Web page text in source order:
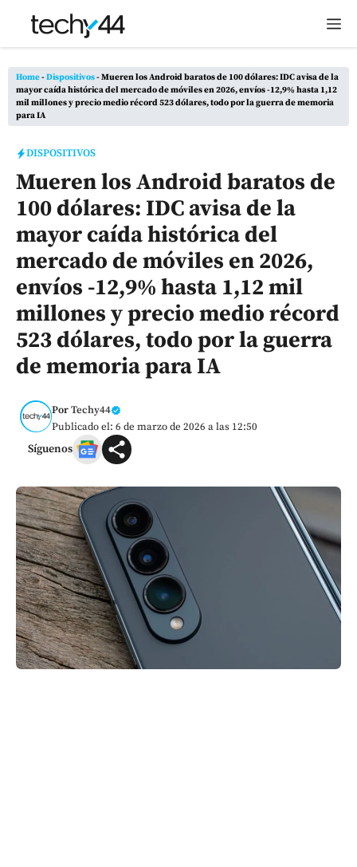
Saltar
Home-Dispositivos-Mueren los Android baratos de 100 dólares: IDC avisa de la
mayor caída histórica del mercado de móviles en 2026, envíos -12,9% hasta 1,12
mil millones y precio medio récord 523 dólares, todo por la guerra de memoria
para IA
DISPOSITIVOS
Mueren los Android baratos de
100 dólares: IDC avisa de la
mayor caída histórica del
mercado de móviles en 2026,
envíos -12,9% hasta 1,12 mil
millones y precio medio récord
523 dólares, todo por la guerra
de memoria para IA
PorTechy44
Publicado el: 6 de marzo de 2026 a las 12:50
Síguenos